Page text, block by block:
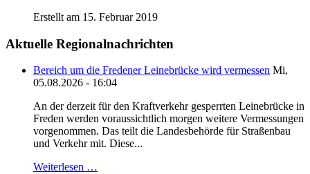
Erstellt am 15. Februar 2019
Aktuelle Regionalnachrichten
Bereich um die Fredener Leinebrücke wird vermessen Mi,
05.08.2026 - 16:04
An der derzeit für den Kraftverkehr gesperrten Leinebrücke in
Freden werden voraussichtlich morgen weitere Vermessungen
vorgenommen. Das teilt die Landesbehörde für Straßenbau
und Verkehr mit. Diese...
Weiterlesen …